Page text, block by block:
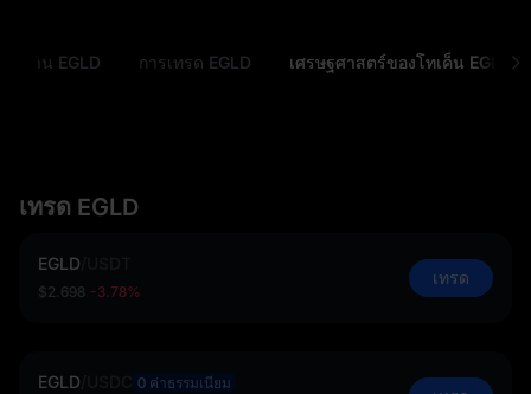
นฐาน EGLD การเทรด EGLD เศรษฐศาสตร์ของโทเค็น EGLD
เทรด EGLD
EGLD
$2.698 -3.78%
เทรด
EGLD
0 ค่าธรรมเนียม